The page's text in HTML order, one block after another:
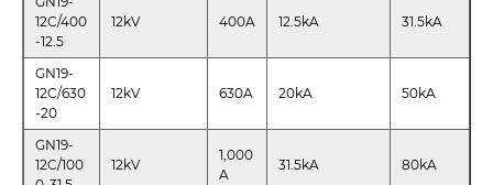
12C/400
-12.5
12kV 400A 12.5kA 31.5kA
GN19-
12C/630
-20
12kV 630A 20kA 50kA
GN19-
12C/100
12kV
1,000
A
31.5kA 80kA